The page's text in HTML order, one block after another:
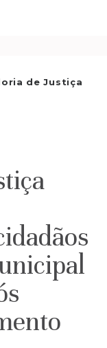
de Justiça